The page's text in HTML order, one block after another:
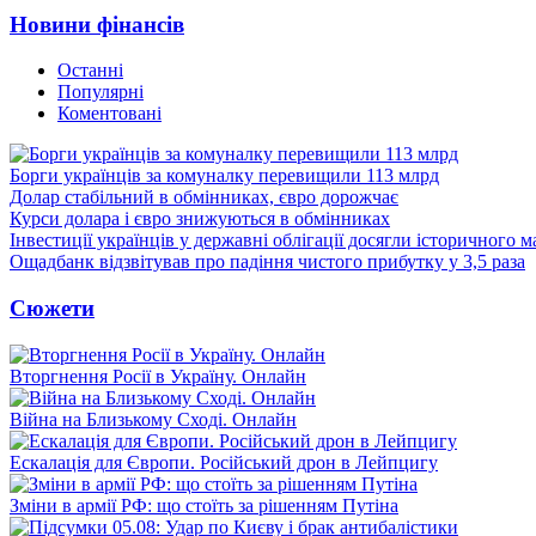
Новини фінансів
Останні
Популярні
Коментовані
Борги українців за комуналку перевищили 113 млрд
Долар стабільний в обмінниках, євро дорожчає
Курси долара і євро знижуються в обмінниках
Інвестиції українців у державні облігації досягли історичного
Ощадбанк відзвітував про падіння чистого прибутку у 3,5 раза
Сюжети
Вторгнення Росії в Україну. Онлайн
Війна на Близькому Сході. Онлайн
Ескалація для Європи. Російський дрон в Лейпцигу
Зміни в армії РФ: що стоїть за рішенням Путіна